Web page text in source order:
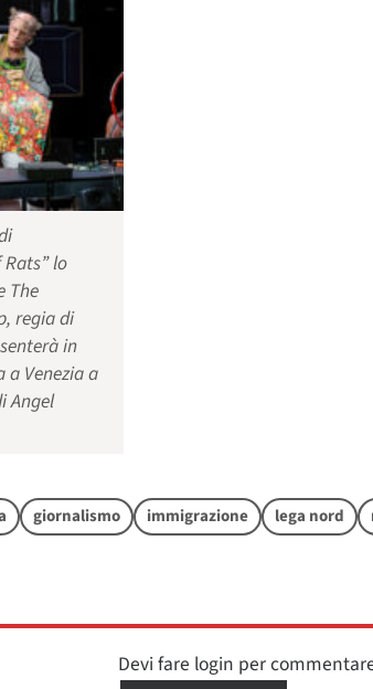
lo
The
regia di
in
a Venezia a
Angel
giornalismo immigrazione lega nord
Devi fare login per